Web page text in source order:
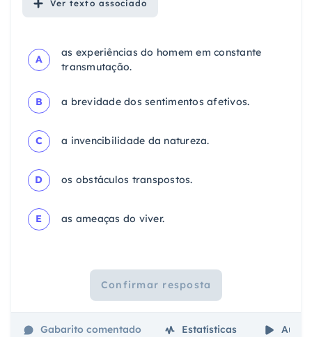
Ver texto associado
A
as experiências do homem em constante
transmutação.
B a brevidade dos sentimentos afetivos.
C a invencibilidade da natureza.
D os obstáculos transpostos.
E as ameaças do viver.
Confirmar resposta
Gabarito comentado Estatísticas Aulas